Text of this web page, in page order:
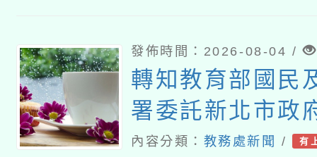
發佈時間：2026-08-04 /
轉知教育部國民
署委託新北市政
理「115年度教
內容分類： 教務處新聞 / 有